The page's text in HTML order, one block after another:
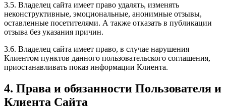
3.5. Владелец сайта имеет право удалять, изменять
неконструктивные, эмоциональные, анонимные отзывы,
оставленные посетителями. А также отказать в публикации
отзыва без указания причин.
3.6. Владелец сайта имеет право, в случае нарушения
Клиентом пунктов данного пользовательского соглашения,
приостанавливать показ информации Клиента.
4. Права и обязанности Пользователя и
Клиента Сайта